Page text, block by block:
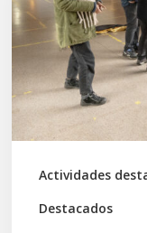
Actividades
Destacados
mar:
largometraje
de
ficción
se
graba